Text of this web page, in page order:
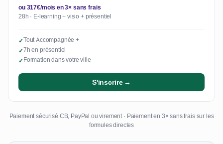
ou 317€/mois en 3× sans frais
28h · E-learning + visio + présentiel
✓Tout Accompagnée +
✓7h en présentiel
✓Formation dans votre ville
S'inscrire →
Paiement sécurisé CB, PayPal ou virement · Paiement en 3× sans frais sur les
formules directes